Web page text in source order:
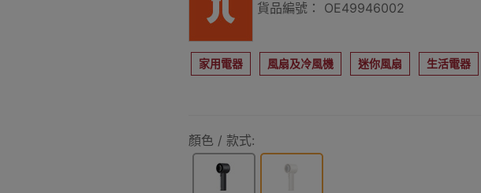
貨品編號： OE49946002
家用電器 風扇及冷風機 迷你風扇 生活電器
顏色 / 款式: